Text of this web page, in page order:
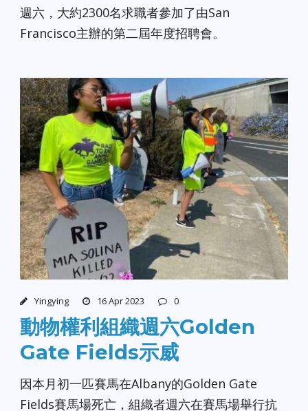
週六，大約2300名求職者參加了由San
Francisco主辦的第二屆年度招聘會。
Yingying 16 Apr 2023 0
動物權利組織週六Golden
Gate Fields示威
因本月初一匹賽馬在Albany的Golden Gate
Fields賽馬場死亡，組織者週六在賽馬場舉行抗